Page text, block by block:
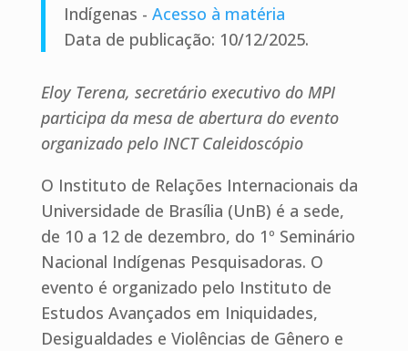
Indígenas - Acesso à matéria
Data de publicação: 10/12/2025.
Eloy Terena, secretário executivo do MPI
participa da mesa de abertura do evento
organizado pelo INCT Caleidoscópio
O Instituto de Relações Internacionais da
Universidade de Brasília (UnB) é a sede,
de 10 a 12 de dezembro, do 1º Seminário
Nacional Indígenas Pesquisadoras. O
evento é organizado pelo Instituto de
Estudos Avançados em Iniquidades,
Desigualdades e Violências de Gênero e